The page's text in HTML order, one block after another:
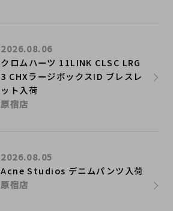
クロムハーツ 11LINK CLSC LRG
3 CHXラージボックスID ブレスレ
ット入荷
2026.08.06
原宿店
Acne Studios デニムパンツ入荷
2026.08.05
原宿店